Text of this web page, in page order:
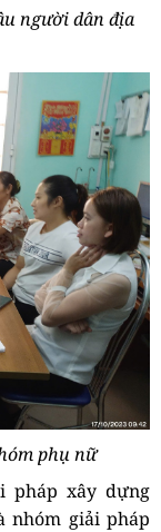
người dân địa
phụ nữ
pháp xây dựng
nhóm giải pháp